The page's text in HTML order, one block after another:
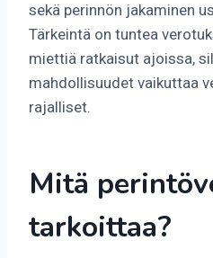
sekä perinnön jakaminen
Tärkeintä on tuntea
miettiä ratkaisut ajoissa,
mahdollisuudet vaikuttaa
rajalliset.
Mitä
tarkoittaa?